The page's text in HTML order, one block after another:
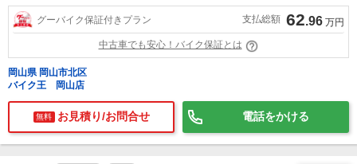
グーバイク保証付きプラン 支払総額 62.96 万円
中古車でも安心！バイク保証とは
岡山県 岡山市北区
バイク王 岡山店
無料 お見積り/お問合せ 電話をかける